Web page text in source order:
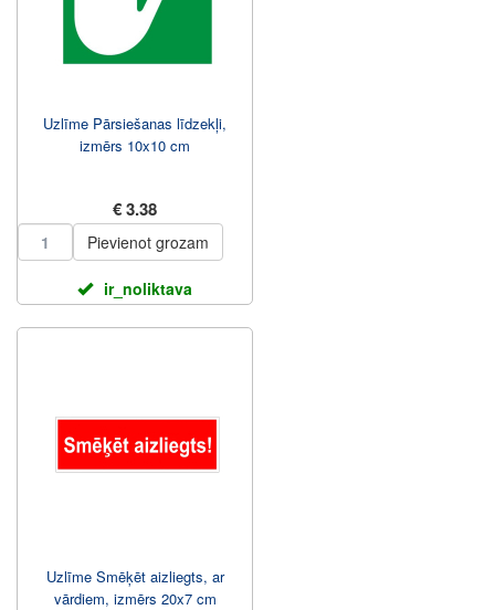
Uzlīme Pārsiešanas līdzekļi,
izmērs 10x10 cm
€ 3.38
Pievienot grozam
ir_noliktava
Uzlīme Smēķēt aizliegts, ar
vārdiem, izmērs 20x7 cm